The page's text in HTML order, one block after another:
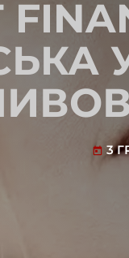
today 3